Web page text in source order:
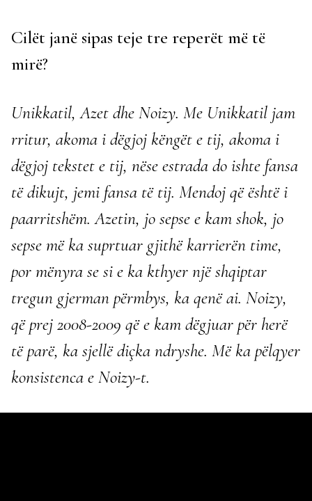
Cilët janë sipas teje tre reperët më të
mirë?
Unikkatil, Azet dhe Noizy. Me Unikkatil jam
rritur, akoma i dëgjoj këngët e tij, akoma i
dëgjoj tekstet e tij, nëse estrada do ishte fansa
të dikujt, jemi fansa të tij. Mendoj që është i
paarritshëm. Azetin, jo sepse e kam shok, jo
sepse më ka suprtuar gjithë karrierën time,
por mënyra se si e ka kthyer një shqiptar
tregun gjerman përmbys, ka qenë ai. Noizy,
që prej 2008-2009 që e kam dëgjuar për herë
të parë, ka sjellë diçka ndryshe. Më ka pëlqyer
konsistenca e Noizy-t.